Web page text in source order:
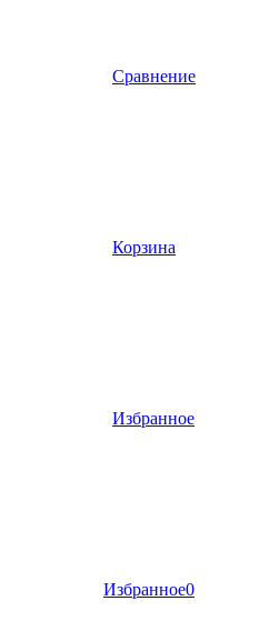
Сравнение
Корзина
Избранное
Избранное0